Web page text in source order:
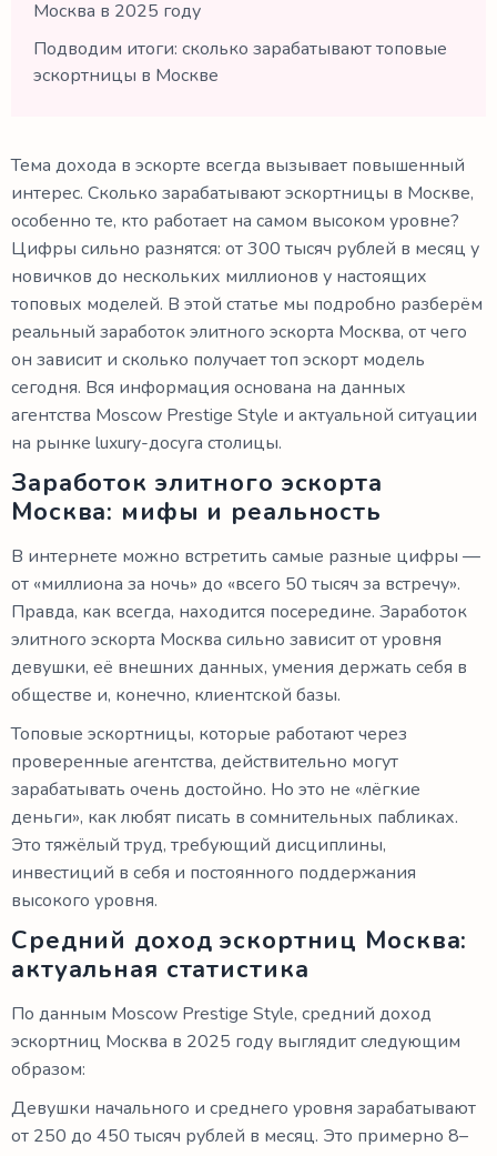
Москва в 2025 году
Подводим итоги: сколько зарабатывают топовые
эскортницы в Москве
Тема дохода в эскорте всегда вызывает повышенный
интерес. Сколько зарабатывают эскортницы в Москве,
особенно те, кто работает на самом высоком уровне?
Цифры сильно разнятся: от 300 тысяч рублей в месяц у
новичков до нескольких миллионов у настоящих
топовых моделей. В этой статье мы подробно разберём
реальный заработок элитного эскорта Москва, от чего
он зависит и сколько получает топ эскорт модель
сегодня. Вся информация основана на данных
агентства Moscow Prestige Style и актуальной ситуации
на рынке luxury-досуга столицы.
Заработок элитного эскорта
Москва: мифы и реальность
В интернете можно встретить самые разные цифры —
от «миллиона за ночь» до «всего 50 тысяч за встречу».
Правда, как всегда, находится посередине. Заработок
элитного эскорта Москва сильно зависит от уровня
девушки, её внешних данных, умения держать себя в
обществе и, конечно, клиентской базы.
Топовые эскортницы, которые работают через
проверенные агентства, действительно могут
зарабатывать очень достойно. Но это не «лёгкие
деньги», как любят писать в сомнительных пабликах.
Это тяжёлый труд, требующий дисциплины,
инвестиций в себя и постоянного поддержания
высокого уровня.
Средний доход эскортниц Москва:
актуальная статистика
По данным Moscow Prestige Style, средний доход
эскортниц Москва в 2025 году выглядит следующим
образом:
Девушки начального и среднего уровня зарабатывают
от 250 до 450 тысяч рублей в месяц. Это примерно 8–